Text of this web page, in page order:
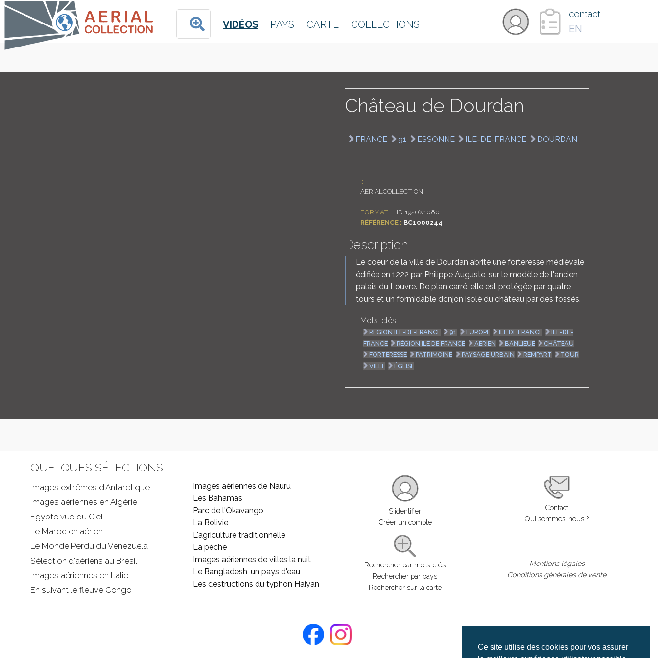
Ce site utilise des cookies pour vos assurer
VIDÉOS PAYS CARTE COLLECTIONS
contact
EN
Château de Dourdan
FRANCE 91 ESSONNE ILE-DE-FRANCE DOURDAN
:
AERIALCOLLECTION
FORMAT : HD 1920X1080
RÉFÉRENCE : BC1000244
Description
Le coeur de la ville de Dourdan abrite une forteresse médiévale
édifiée en 1222 par Philippe Auguste, sur le modèle de l'ancien
palais du Louvre. De plan carré, elle est protégée par quatre
tours et un formidable donjon isolé du château par des fossés.
Mots-clés :
RÉGION ILE-DE-FRANCE 91 EUROPE ILE DE FRANCE
ILE-DE-
FRANCE
RÉGION ILE DE FRANCE AÉRIEN BANLIEUE
CHÂTEAU
FORTERESSE
PATRIMOINE PAYSAGE URBAIN REMPART
TOUR
VILLE
ÉGLISE
QUELQUES SÉLECTIONS
Images extrêmes d'Antarctique
Images aériennes en Algérie
Egypte vue du Ciel
Le Maroc en aérien
Le Monde Perdu du Venezuela
Sélection d'aériens au Brésil
Images aériennes en Italie
En suivant le fleuve Congo
Images aériennes de Nauru
Les Bahamas
Parc de l'Okavango
La Bolivie
L'agriculture traditionnelle
La pêche
Images aériennes de villes la nuit
Le Bangladesh, un pays d'eau
Les destructions du typhon Haiyan
S'identifier
Créer un compte
Rechercher par mots-clés
Rechercher par pays
Rechercher sur la carte
Contact
Qui sommes-nous ?
Mentions légales
Conditions générales de vente